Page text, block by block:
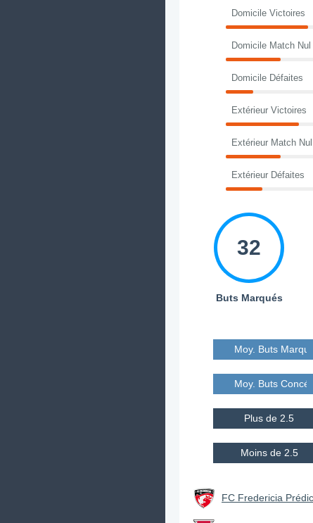
Domicile Victoires
Domicile Match Nul
Domicile Défaites
Extérieur Victoires
Extérieur Match Nul
Extérieur Défaites
32
Buts Marqués
Moy. Buts
Moy. Buts
Plus de 2.5
Moins de 2.5
FC Fredericia